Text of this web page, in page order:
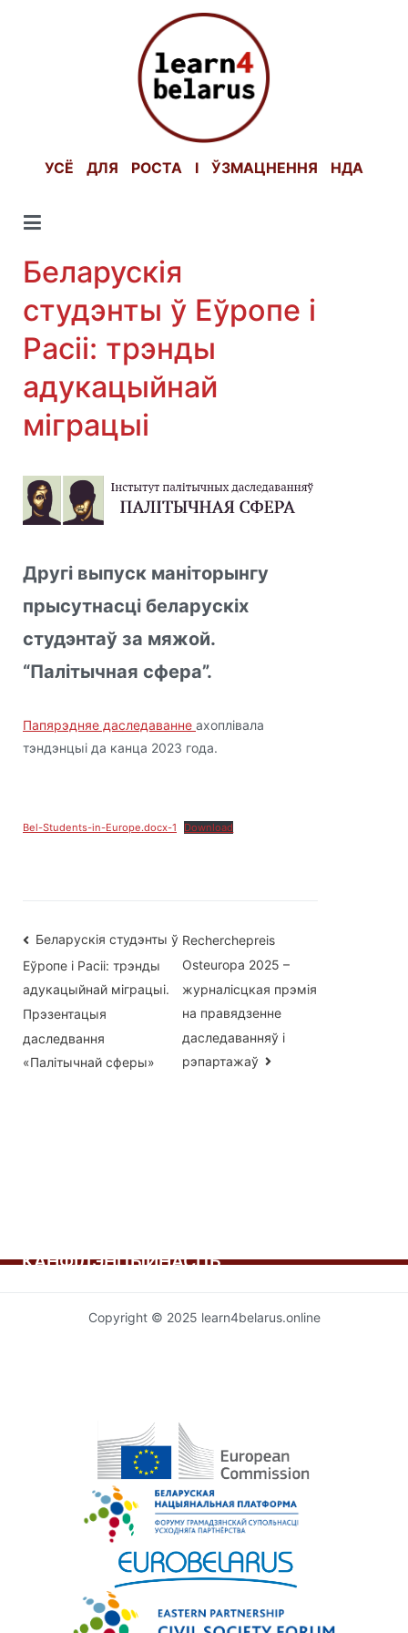
УСЁ ДЛЯ РОСТА І ЎЗМАЦНЕННЯ НДА
Беларускія
студэнты ў Еўропе і
Расіі: трэнды
адукацыйнай
міграцыі
Другі выпуск маніторынгу
прысутнасці беларускіх
студэнтаў за мяжой.
“Палітычная сфера”.
Папярэдняе даследаванне ахоплівала
тэндэнцыі да канца 2023 года.
Bel-Students-in-Europe.docx-1 Download
Навігацыя
па
запісах
Беларускія студэнты ў
Еўропе і Расіі: трэнды
адукацыйнай міграцыі.
Прэзентацыя
даследвання
«Палітычнай сферы»
Recherchepreis
Osteuropa 2025 –
журналісцкая прэмія
на правядзенне
даследаванняў і
рэпартажаў
КАНФІДЭНЦЫЙНАСЦЬ
Copyright © 2025 learn4belarus.online